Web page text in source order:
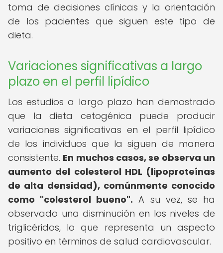
toma de decisiones clínicas y la orientación
de los pacientes que siguen este tipo de
dieta.
Variaciones significativas a largo
plazo en el perfil lipídico
Los estudios a largo plazo han demostrado
que la dieta cetogénica puede producir
variaciones significativas en el perfil lipídico
de los individuos que la siguen de manera
consistente. En muchos casos, se observa un
aumento del colesterol HDL (lipoproteínas
de alta densidad), comúnmente conocido
como "colesterol bueno". A su vez, se ha
observado una disminución en los niveles de
triglicéridos, lo que representa un aspecto
positivo en términos de salud cardiovascular.